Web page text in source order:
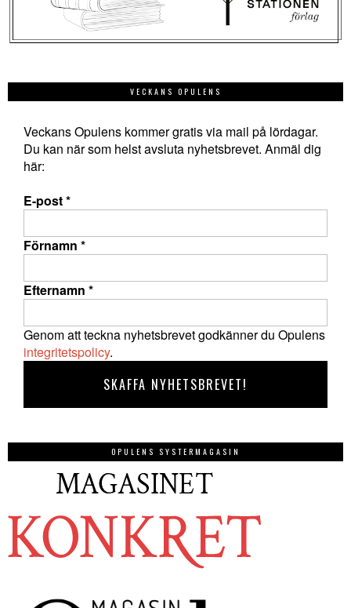
VECKANS OPULENS
Veckans Opulens kommer gratis via mail på lördagar.
Du kan när som helst avsluta nyhetsbrevet. Anmäl dig
här:
E-post*
Förnamn *
Efternamn *
Genom att teckna nyhetsbrevet godkänner du Opulens
integritetspolicy.
OPULENS SYSTERMAGASIN